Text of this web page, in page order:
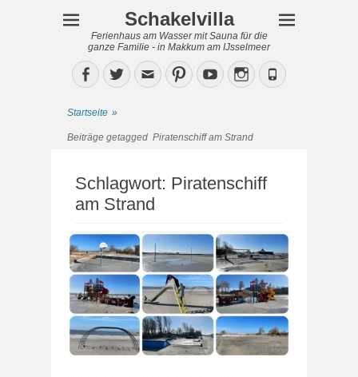
Schakelvilla
Ferienhaus am Wasser mit Sauna für die
ganze Familie - in Makkum am IJsselmeer
Facebook
TwitterEmailPinterestYouTubeInstagram
Phone
Startseite »
Beiträge getagged Piratenschiff am Strand
Schlagwort: Piratenschiff
am Strand